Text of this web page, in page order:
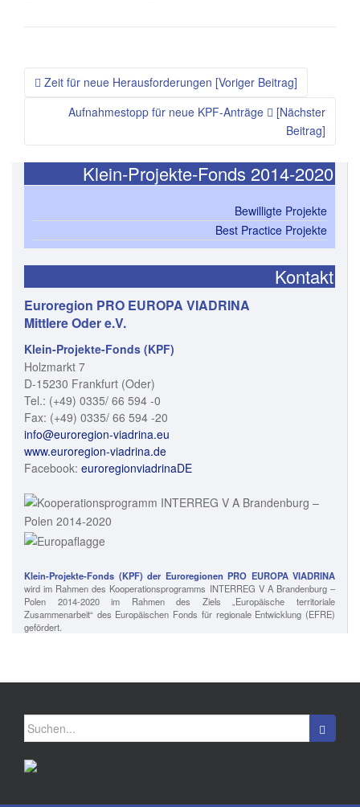
Zeit für neue Herausforderungen [Voriger Beitrag]
Aufnahmestopp für neue KPF-Anträge
[Nächster
Beitrag]
Klein-Projekte-Fonds 2014-2020
Bewilligte Projekte
Best Practice Projekte
Kontakt
Euroregion PRO EUROPA VIADRINA
Mittlere Oder e.V.
Klein-Projekte-Fonds (KPF)
Holzmarkt 7
D-15230 Frankfurt (Oder)
Tel.: (+49) 0335/ 66 594 -0
Fax: (+49) 0335/ 66 594 -20
info@euroregion-viadrina.eu
www.euroregion-viadrina.de
Facebook: euroregionviadrinaDE
Klein-Projekte-Fonds (KPF) der Euroregionen PRO EUROPA VIADRINA
wird im Rahmen des Kooperationsprogramms INTERREG V A Brandenburg –
Polen 2014-2020 im Rahmen des Ziels „Europäische territoriale
Zusammenarbeit“ des Europäischen Fonds für regionale Entwicklung (EFRE)
gefördert.
Suchen
nach: